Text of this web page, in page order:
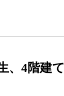
、4階建て